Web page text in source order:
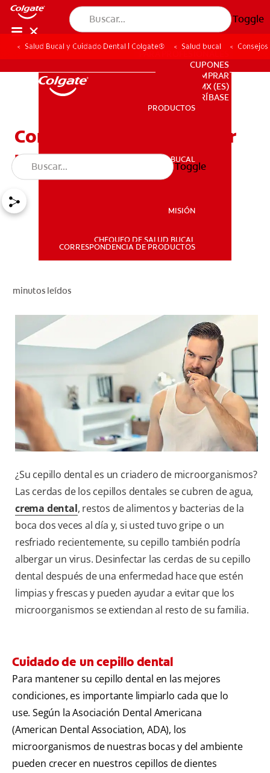
Toggle
PRODUCTOS
SALUD BUCAL
PARA PROFESIONALES
CUPONES
DONDE COMPRAR
PARA PROFESIONALES
CUPONES
DONDE COMPRAR
MX (ES)
SUSCRÍBASE
PRODUCTOS
SALUD BUCAL
MISIÓN
CHEQUEO DE SALUD BUCAL
CORRESPONDENCIA DE PRODUCTOS
Toggle
Salud Bucal y Cuidado Dental | Colgate® Salud bucal
Consejos para desinfectar
un cepillo de dientes
minutos leídos
¿Su cepillo dental es un criadero de microorganismos?
Las cerdas de los cepillos dentales se cubren de agua,
crema dental, restos de alimentos y bacterias de la
boca dos veces al día y, si usted tuvo gripe o un
resfriado recientemente, su cepillo también podría
albergar un virus. Desinfectar las cerdas de su cepillo
dental después de una enfermedad hace que estén
limpias y frescas y pueden ayudar a evitar que los
microorganismos se extiendan al resto de su familia.
Cuidado de un cepillo dental
Para mantener su cepillo dental en las mejores
condiciones, es importante limpiarlo cada que lo
use. Según la Asociación Dental Americana
(American Dental Association, ADA), los
microorganismos de nuestras bocas y del ambiente
pueden crecer en nuestros cepillos de dientes